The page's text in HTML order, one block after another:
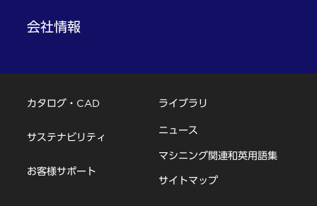
会社情報
カタログ・CAD
サステナビリティ
お客様サポート
ライブラリ
ニュース
マシニング関連和英用語集
サイトマップ